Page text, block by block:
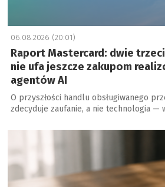
06.08.2026 (20:01)
Raport Mastercard: dwie
nie ufa jeszcze zakupom
agentów AI
O przyszłości handlu obsługiwanego
zdecyduje zaufanie, a nie technologia —
a